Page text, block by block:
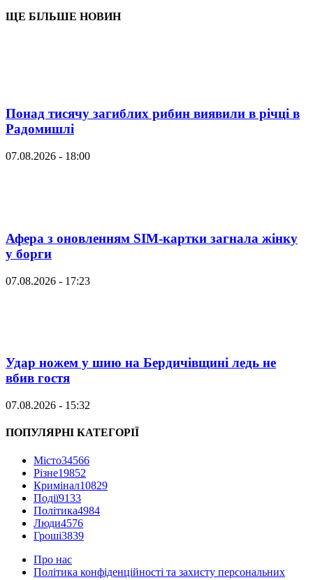
ЩЕ БІЛЬШЕ НОВИН
Понад тисячу загиблих рибин виявили в річці в
Радомишлі
07.08.2026 - 18:00
Афера з оновленням SIM-картки загнала жінку
у борги
07.08.2026 - 17:23
Удар ножем у шию на Бердичівщині ледь не
вбив гостя
07.08.2026 - 15:32
ПОПУЛЯРНІ КАТЕГОРІЇ
Місто34566
Різне19852
Кримінал10829
Події9133
Політика4984
Люди4576
Гроші3839
Про нас
Політика конфіденційності та захисту персональних